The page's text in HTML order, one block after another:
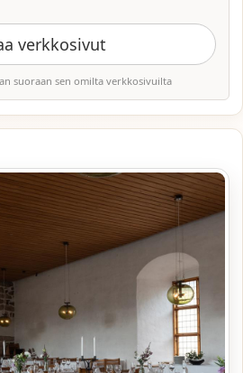
verkkosivut
suoraan sen omilta verkkosivuilta